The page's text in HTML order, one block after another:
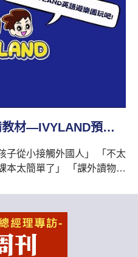
點我
家雙語政策必備教材 全系
：